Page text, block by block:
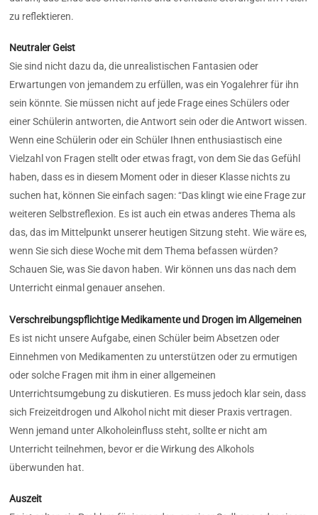
zu reflektieren.
Neutraler Geist
Sie sind nicht dazu da, die unrealistischen Fantasien oder
Erwartungen von jemandem zu erfüllen, was ein Yogalehrer für ihn
sein könnte. Sie müssen nicht auf jede Frage eines Schülers oder
einer Schülerin antworten, die Antwort sein oder die Antwort wissen.
Wenn eine Schülerin oder ein Schüler Ihnen enthusiastisch eine
Vielzahl von Fragen stellt oder etwas fragt, von dem Sie das Gefühl
haben, dass es in diesem Moment oder in dieser Klasse nichts zu
suchen hat, können Sie einfach sagen: “Das klingt wie eine Frage zur
weiteren Selbstreflexion. Es ist auch ein etwas anderes Thema als
das, das im Mittelpunkt unserer heutigen Sitzung steht. Wie wäre es,
wenn Sie sich diese Woche mit dem Thema befassen würden?
Schauen Sie, was Sie davon haben. Wir können uns das nach dem
Unterricht einmal genauer ansehen.
Verschreibungspflichtige Medikamente und Drogen im Allgemeinen
Es ist nicht unsere Aufgabe, einen Schüler beim Absetzen oder
Einnehmen von Medikamenten zu unterstützen oder zu ermutigen
oder solche Fragen mit ihm in einer allgemeinen
Unterrichtsumgebung zu diskutieren. Es muss jedoch klar sein, dass
sich Freizeitdrogen und Alkohol nicht mit dieser Praxis vertragen.
Wenn jemand unter Alkoholeinfluss steht, sollte er nicht am
Unterricht teilnehmen, bevor er die Wirkung des Alkohols
überwunden hat.
Auszeit